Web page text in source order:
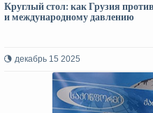
Круглый стол: как Грузия
и международному давлению
декабрь 15 2025